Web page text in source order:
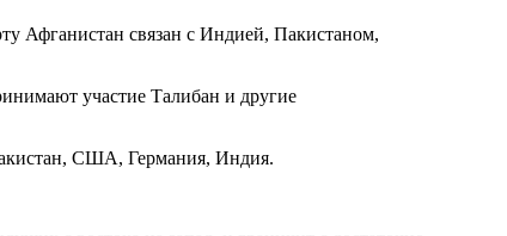
Афганистан связан с Индией, Пакистаном,
участие Талибан и другие
США, Германия, Индия.